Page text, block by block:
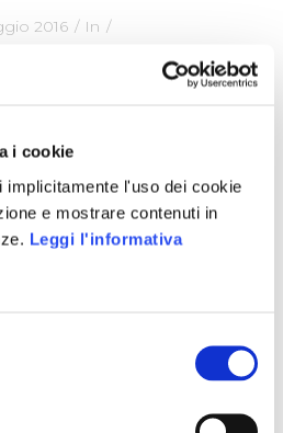
i cookie
l'uso dei cookie
e mostrare contenuti in
Leggi l'informativa
2016
In